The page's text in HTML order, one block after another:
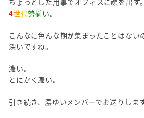
4世代勢揃い。
こんなに色んな期が集まったことはない
深いですね。
濃い。
とにかく濃い。
引き続き、濃ゆいメンバーでお送りします